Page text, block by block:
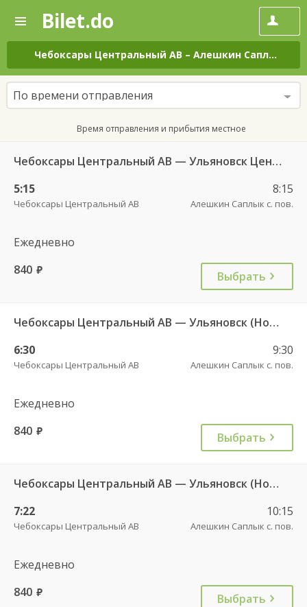
—
Поиск
и
покупка
билетов
на
автобус
онлайн
Bilet.do
Чебоксары Центральный АВ – Алешкин Саплык с. пов.
По времени отправления
Время отправления и прибытия местное
Чебоксары Центральный АВ — Ульяновск Центральный АВ 6408
5:15
Чебоксары Центральный АВ
8:15
Алешкин Саплык с. пов.
Ежедневно
840 руб. Выбрать
Чебоксары Центральный АВ — Ульяновск (Новый город) ч/з Батырево с. ДКП 5843
6:30
Чебоксары Центральный АВ
9:30
Алешкин Саплык с. пов.
Ежедневно
840 руб. Выбрать
Чебоксары Центральный АВ — Ульяновск (Новый город) ч/з Батырево с. ДКП 5843
7:22
Чебоксары Центральный АВ
10:15
Алешкин Саплык с. пов.
Ежедневно
840 руб. Выбрать